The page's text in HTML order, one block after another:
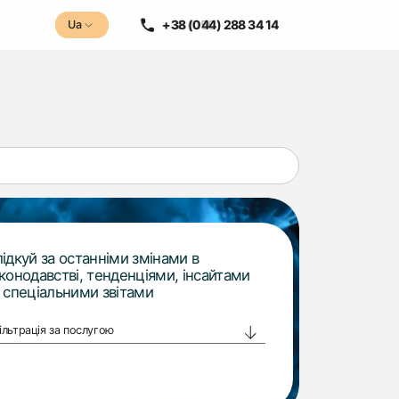
Ua +38 (044) 288 34 14
Ua +38 (050) 288 34 14
за останніми змінами в
тенденціями, інсайтами
спеціальними звітами
за послугою